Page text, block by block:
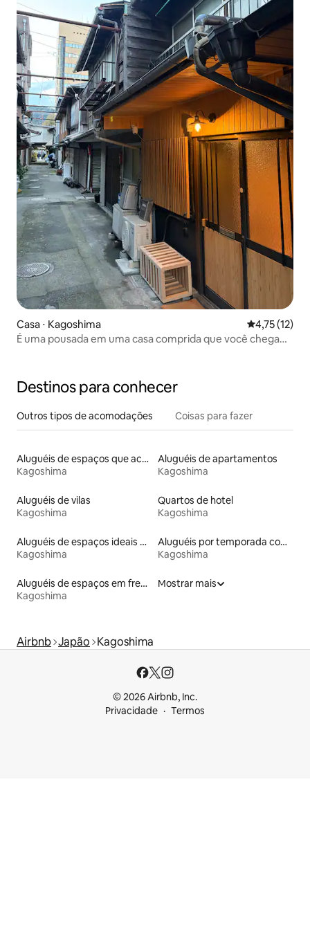
Casa ⋅ Kagoshima 4,75 de uma
4,75 (12)
É uma pousada em uma casa comprida que você chega
Destinos para conhecer
Outros tipos de acomodações Coisas para fazer
Aluguéis de espaços que aceitam animais de estimação
Kagoshima
Aluguéis de apartamentos
Kagoshima
Aluguéis de vilas
Kagoshima
Quartos de hotel
Kagoshima
Aluguéis de espaços ideais para famílias
Kagoshima
Aluguéis por temporada com banheira de hidromassagem
Kagoshima
Aluguéis de espaços em frente à praia
Kagoshima
Mostrar mais
Airbnb Japão Kagoshima
© 2026 Airbnb, Inc.
Privacidade
Termos